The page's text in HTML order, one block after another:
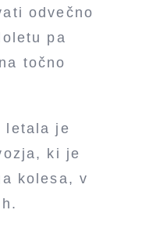
odvečno
pa
točno
letala je
ki je
kolesa, v